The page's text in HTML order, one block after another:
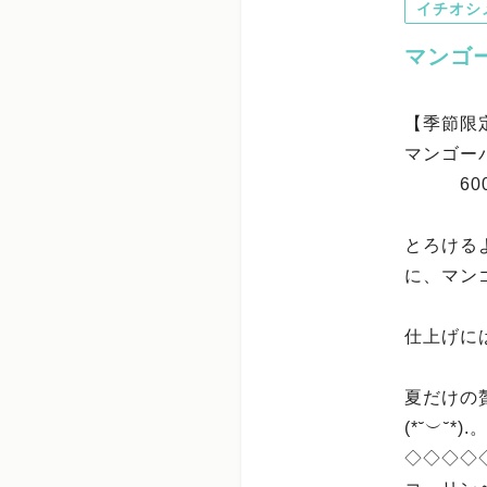
イチオシ
マンゴ
【季節限
マンゴ
600円
とろける
に、マン
仕上げに
夏だけの
(*˘︶˘*).